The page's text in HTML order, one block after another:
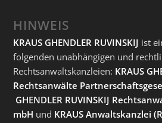
HINWEIS
KRAUS GHENDLER RUVINSKIJ ist
folgenden unabhängigen und
Rechtsanwaltskanzleien: KRAUS
Rechtsanwälte
GHENDLER RUVINSKIJ
mbH und KRAUS Anwaltskanzlei